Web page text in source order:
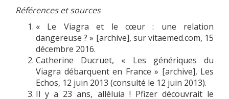
Références et sources
« Le Viagra et le cœur : une relation
dangereuse ? » [archive], sur vitaemed.com, 15
décembre 2016.
Catherine Ducruet, « Les génériques du
Viagra débarquent en France » [archive], Les
Echos, 12 juin 2013 (consulté le 12 juin 2013).
Il y a 23 ans, alléluia ! Pfizer découvrait le